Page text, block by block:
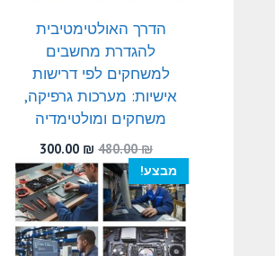
הדרך האולטימטיבית
להגדרת מחשבים
למשחקים לפי דרישות
אישיות: מערכות גרפיקה,
משחקים ומולטימדיה
480.00₪
המחיר
המקורי
היה:
480.00 ₪.
300.00 ₪
המחיר
הנוכחי
הוא:
300.00 ₪.
מבצע!